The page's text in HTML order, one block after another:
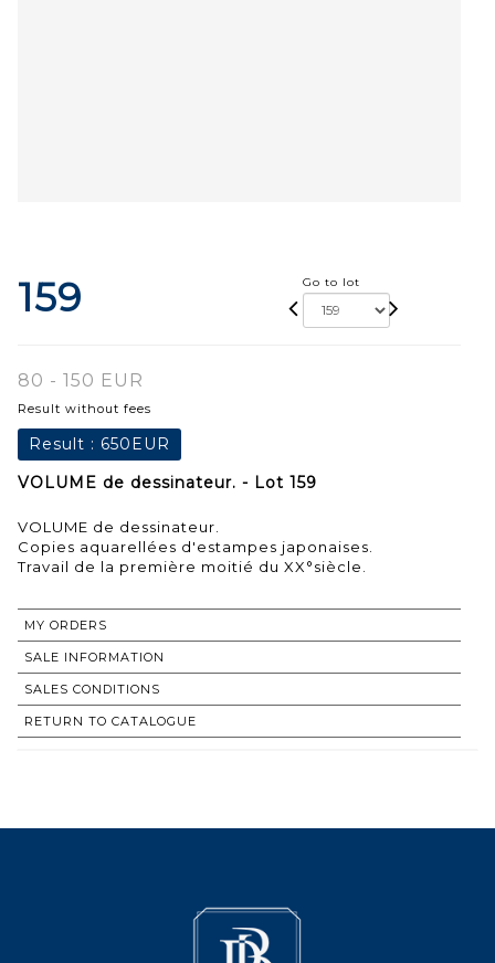
159 Go to lot
80 - 150 EUR
Result without fees
Result : 650EUR
VOLUME de dessinateur. - Lot 159
VOLUME de dessinateur.
Copies aquarellées d'estampes japonaises.
Travail de la première moitié du XX°siècle.
MY ORDERS
SALE INFORMATION
SALES CONDITIONS
RETURN TO CATALOGUE